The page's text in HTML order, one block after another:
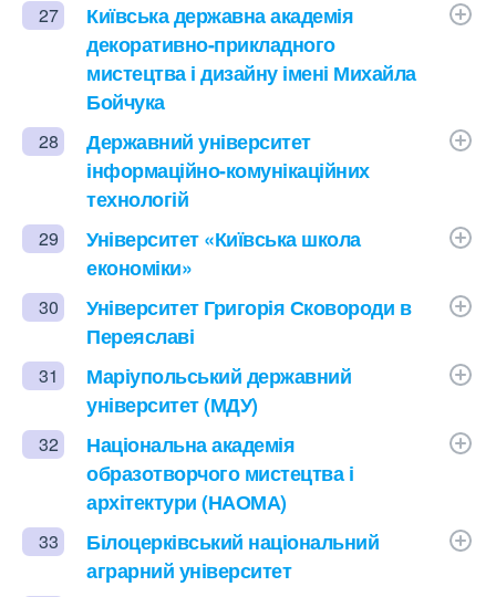
27
Київська державна академія
декоративно-прикладного
мистецтва і дизайну імені Михайла
Бойчука
28
Державний університет
інформаційно-комунікаційних
технологій
29
Університет «Київська школа
економіки»
30
Університет Григорія Сковороди в
Переяславі
31
Маріупольський державний
університет (МДУ)
32
Національна академія
образотворчого мистецтва і
архітектури (НАОМА)
33
Білоцерківський національний
аграрний університет